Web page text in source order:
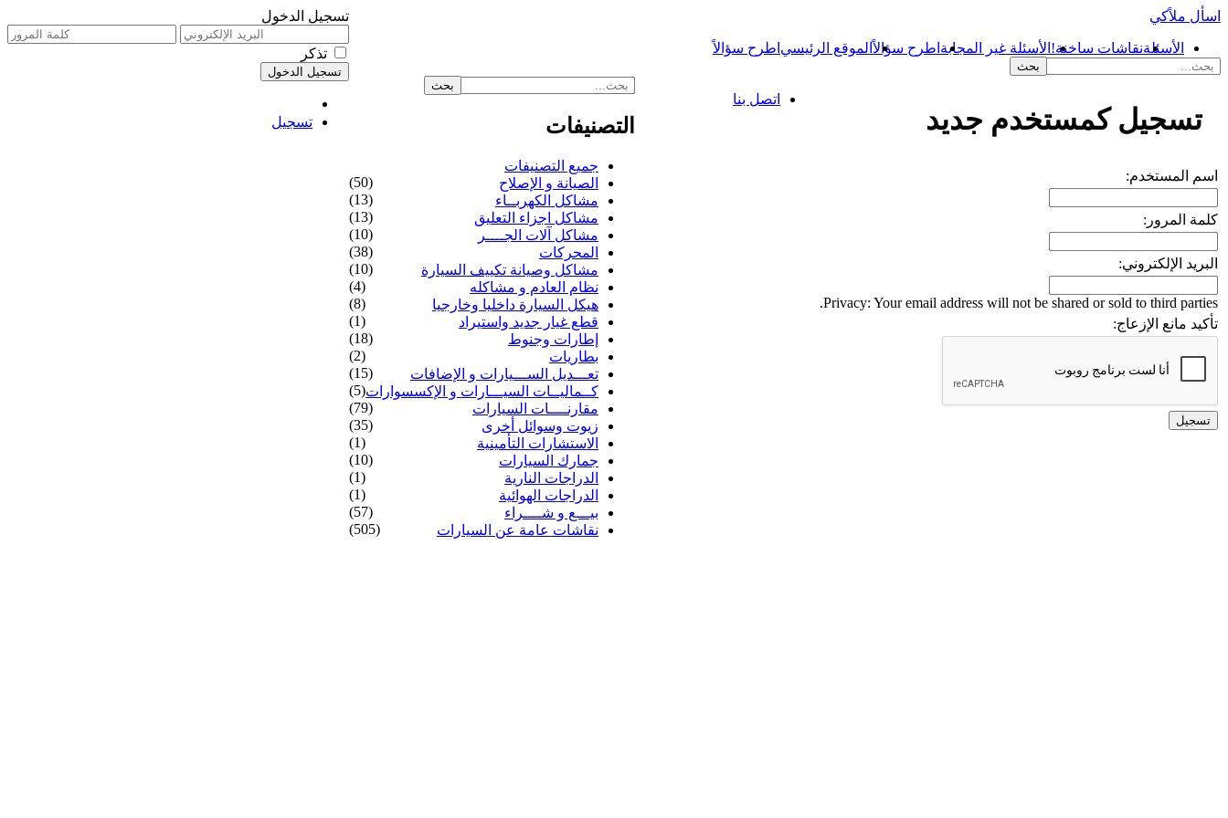
تسجيل الدخول
تذكر
تسجيل
اسأل ملاًكي
الأسئلةنقاشات ساخنة! الأسئلة غير المجابة اطرح سؤالاًالموقع الرئيسي اطرح سؤالاً
تسجيل كمستخدم جديد
اسم المستخدم:
كلمة المرور:
البريد الإلكتروني:
Privacy: Your email address will not be shared or sold to third parties.
تأكيد مانع الإزعاج:
التصنيفات
جميع التصنيفات
الصيانة و الإصلاح
(50)
مشاكل الكهربــاء
(13)
مشاكل اجزاء التعليق
(13)
مشاكل آلات الجــــر
(10)
المحركات
(38)
مشاكل وصيانة تكييف السيارة
(10)
نظام العادم و مشاكله
(4)
هيكل السيارة داخليا وخارجيا
(8)
قطع غيار جديد واستيراد
(1)
إطارات وجنوط
(18)
بطاريات
(2)
تعـــديل الســـيارات و الإضافات
(15)
كــماليــات السيـــارات و الإكسسوارات(5)
مقارنــــات السيارات
(79)
زيوت وسوائل أخرى
(35)
الاستشارات التأمينية
(1)
جمارك السيارات
(10)
الدراجات النارية
(1)
الدراجات الهوائية
(1)
بيـــع و شــــراء
(57)
نقاشات عامة عن السيارات
(505)
اتصل بنا